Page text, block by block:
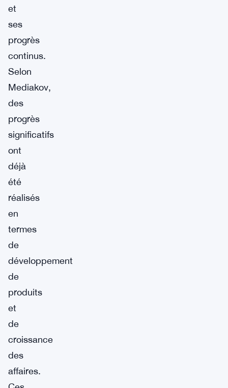
et
ses
progrès
continus.
Selon
Mediakov,
des
progrès
significatifs
ont
déjà
été
réalisés
en
termes
de
développement
de
produits
et
de
croissance
des
affaires.